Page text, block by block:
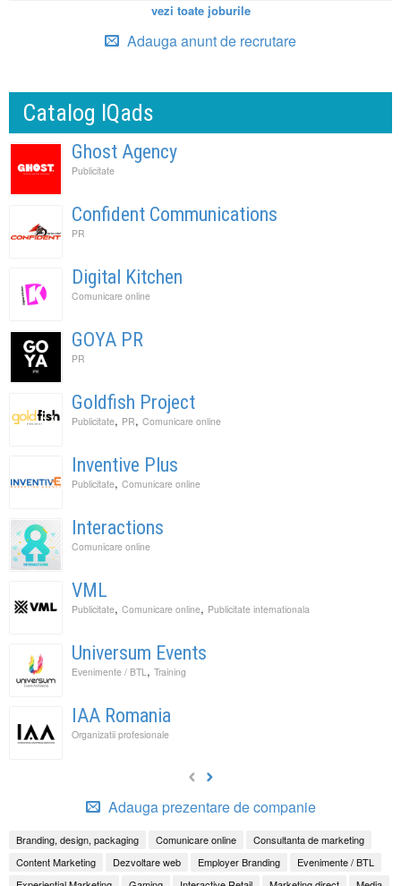
vezi toate joburile
Adauga anunt de recrutare
Catalog IQads
Ghost Agency
Publicitate
Confident Communications
PR
Digital Kitchen
Comunicare online
GOYA PR
PR
Goldfish Project
Publicitate, PR, Comunicare online
Inventive Plus
Publicitate, Comunicare online
Interactions
Comunicare online
VML
Publicitate, Comunicare online, Publicitate internationala
Universum Events
Evenimente / BTL , Training
IAA Romania
Organizatii profesionale
Adauga prezentare de companie
Branding, design, packaging Comunicare online
Consultanta de marketing
Content Marketing
Dezvoltare web Employer Branding
Evenimente / BTL